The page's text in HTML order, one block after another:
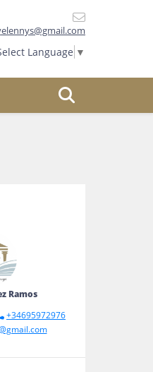
Language ▼
Ramos
+34695972976